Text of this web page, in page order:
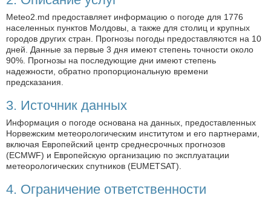
Meteo2.md предоставляет информацию о погоде для 1776
населенных пунктов Молдовы, а также для столиц и крупных
городов других стран. Прогнозы погоды предоставляются на 10
дней. Данные за первые 3 дня имеют степень точности около
90%. Прогнозы на последующие дни имеют степень
надежности, обратно пропорциональную времени
предсказания.
3. Источник данных
Информация о погоде основана на данных, предоставленных
Норвежским метеорологическим институтом и его партнерами,
включая Европейский центр среднесрочных прогнозов
(ECMWF) и Европейскую организацию по эксплуатации
метеорологических спутников (EUMETSAT).
4. Ограничение ответственности